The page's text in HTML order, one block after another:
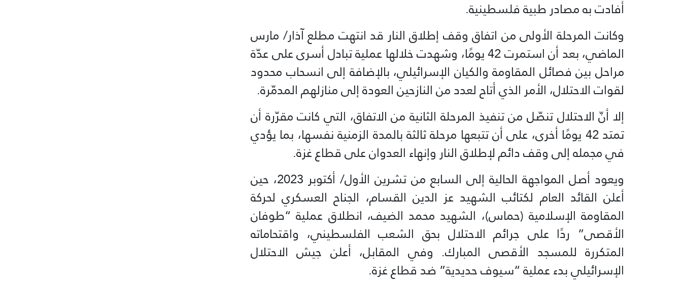
أفادت به مصادر طبية فلسطينية.
وكانت المرحلة الأولى من اتفاق وقف إطلاق النار قد انتهت مطلع آذار/ مارس
الماضي، بعد أن استمرت 42 يومًا، وشهدت خلالها عملية تبادل أسرى على عدّة
مراحل بين فصائل المقاومة والكيان الإسرائيلي، بالإضافة إلى انسحاب محدود
لقوات الاحتلال، الأمر الذي أتاح لعدد من النازحين العودة إلى منازلهم المدمّرة.
إلا أنّ الاحتلال تنصّل من تنفيذ المرحلة الثانية من الاتفاق، التي كانت مقرّرة أن
تمتد 42 يومًا أخرى، على أن تتبعها مرحلة ثالثة بالمدة الزمنية نفسها، بما يؤدي
في مجمله إلى وقف دائم لإطلاق النار وإنهاء العدوان على قطاع غزة.
ويعود أصل المواجهة الحالية إلى السابع من تشرين الأول/ أكتوبر 2023، حين
أعلن القائد العام لكتائب الشهيد عز الدين القسام، الجناح العسكري لحركة
المقاومة الإسلامية (حماس)، الشهيد محمد الضيف، انطلاق عملية “طوفان
الأقصى” ردًا على جرائم الاحتلال بحق الشعب الفلسطيني، واقتحاماته
المتكررة للمسجد الأقصى المبارك. وفي المقابل، أعلن جيش الاحتلال
الإسرائيلي بدء عملية “سيوف حديدية” ضد قطاع غزة.